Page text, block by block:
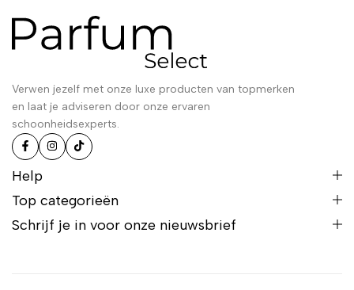
Verwen jezelf met onze luxe producten van topmerken
en laat je adviseren door onze ervaren
schoonheidsexperts.
Help
Top categorieën
Schrijf je in voor onze nieuwsbrief